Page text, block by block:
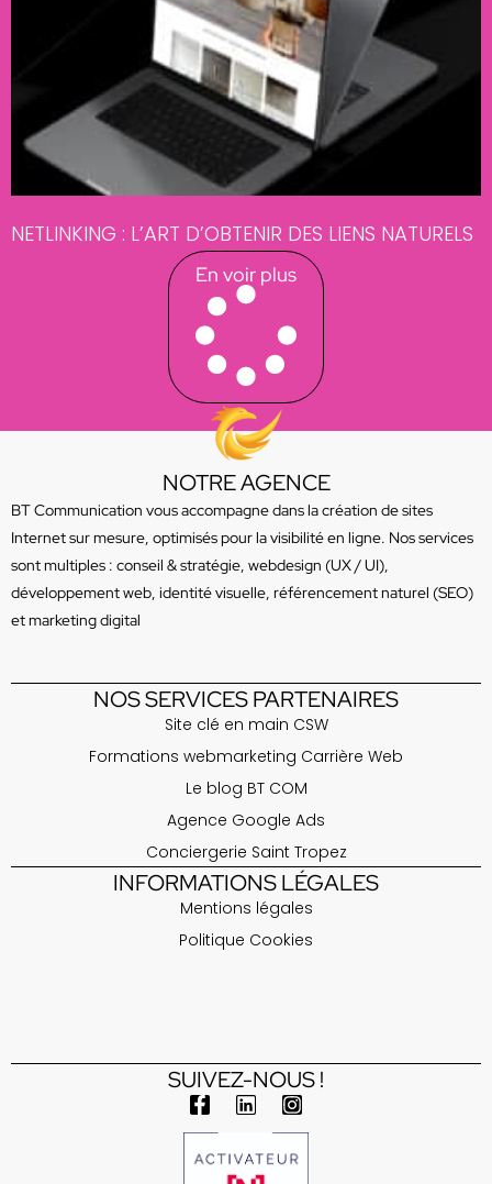
NETLINKING : L’ART D’OBTENIR DES LIENS NATURELS
En voir plus
NOTRE AGENCE
BT Communication vous accompagne dans la création de sites
Internet sur mesure, optimisés pour la visibilité en ligne. Nos services
sont multiples : conseil & stratégie, webdesign (UX / UI),
développement web, identité visuelle, référencement naturel (SEO)
et marketing digital
NOS SERVICES PARTENAIRES
Site clé en main CSW
Formations webmarketing Carrière Web
Le blog BT COM
Agence Google Ads
Conciergerie Saint Tropez
INFORMATIONS LÉGALES
Mentions légales
Politique Cookies
SUIVEZ-NOUS !